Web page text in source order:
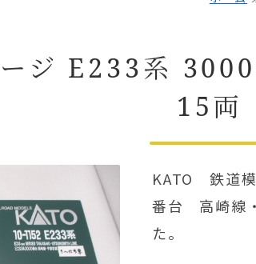
ジ E233系
15両
KATO 鉄道
番台 高崎線
た。